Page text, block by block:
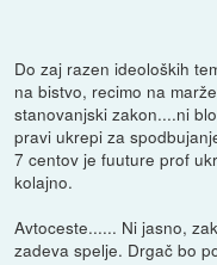
Do zaj razen ideoloških
na bistvo, recimo na
stanovanjski zakon....ni
pravi ukrepi za
7 centov je fuuture prof
kolajno.
Avtoceste...... Ni jasno,
zadeva spelje. Drgač bo